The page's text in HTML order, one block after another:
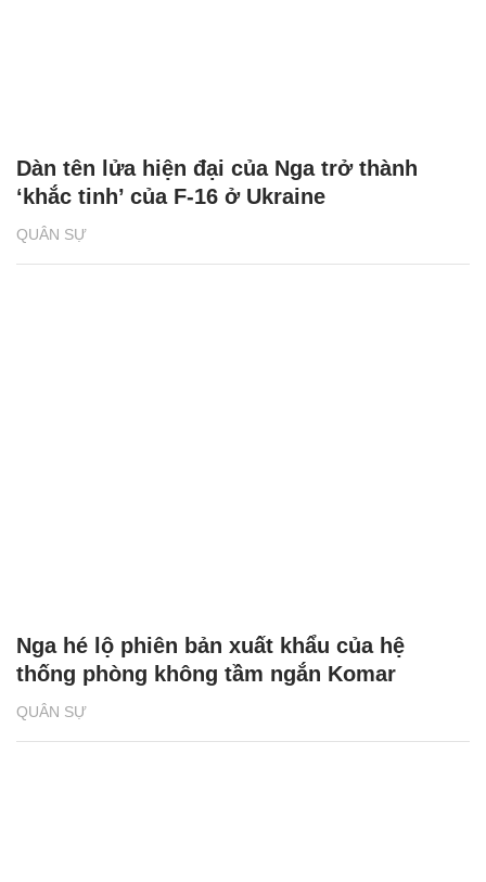
QUÂN SỰ
Dàn tên lửa hiện đại của Nga trở thành
‘khắc tinh’ của F-16 ở Ukraine
QUÂN SỰ
Nga hé lộ phiên bản xuất khẩu của hệ
thống phòng không tầm ngắn Komar